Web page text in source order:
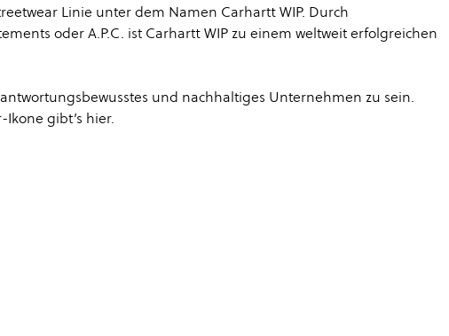
Linie unter dem Namen Carhartt WIP. Durch
oder A.P.C. ist Carhartt WIP zu einem weltweit erfolgreichen
und nachhaltiges Unternehmen zu sein.
gibt’s hier.